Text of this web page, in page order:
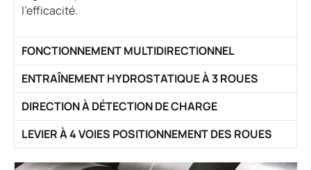
l'efficacité.
FONCTIONNEMENT MULTIDIRECTIONNEL
ENTRAÎNEMENT HYDROSTATIQUE À 3 ROUES
DIRECTION À DÉTECTION DE CHARGE
LEVIER À 4 VOIES POSITIONNEMENT DES ROUES